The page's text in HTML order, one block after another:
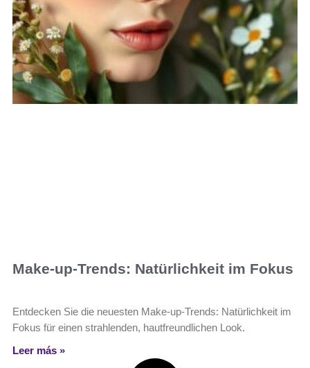
Make-up-Trends: Natürlichkeit im Fokus
Entdecken Sie die neuesten Make-up-Trends: Natürlichkeit im
Fokus für einen strahlenden, hautfreundlichen Look.
Leer más »